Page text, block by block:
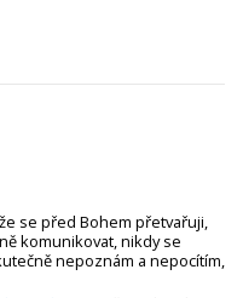
se před Bohem přetvařuji,
komunikovat, nikdy se
nepoznám a nepocítím,